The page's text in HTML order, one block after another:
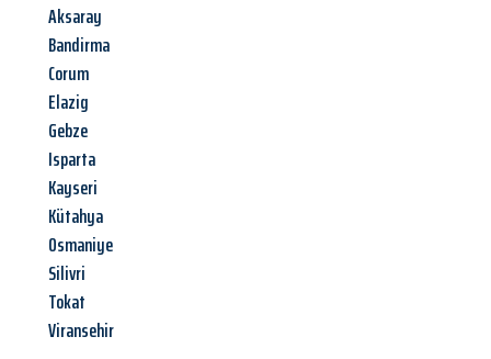
Aksaray
Bandirma
Corum
Elazig
Gebze
Isparta
Kayseri
Kütahya
Osmaniye
Silivri
Tokat
Viransehir